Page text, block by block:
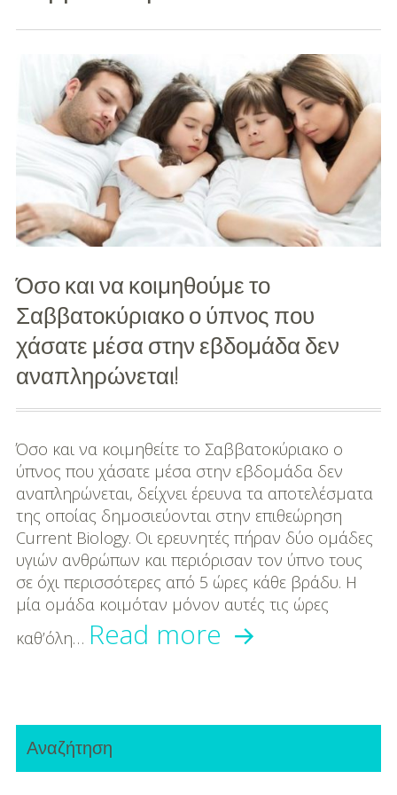
Διασκέδαση
Εκπαίδευση
Βάπτιση
Οργάνωση
Βάπτισης
Διάσημες
Βαπτίσεις
Σπίτι
Παιδικό Δωμάτιο
Deco
Διατροφή-Συνταγές
Συνταγές
Συμβουλές
Διατροφής
Υγεία – Ψυχολογία
Όσο και να κοιμηθούμε το
Σαββατοκύριακο ο ύπνος που
χάσατε μέσα στην εβδομάδα δεν
αναπληρώνεται!
Όσο και να κοιμηθείτε το Σαββατοκύριακο ο
ύπνος που χάσατε μέσα στην εβδομάδα δεν
αναπληρώνεται, δείχνει έρευνα τα αποτελέσματα
της οποίας δημοσιεύονται στην επιθεώρηση
Current Biology. Οι ερευνητές πήραν δύο ομάδες
υγιών ανθρώπων και περιόρισαν τον ύπνο τους
σε όχι περισσότερες από 5 ώρες κάθε βράδυ. Η
μία ομάδα κοιμόταν μόνον αυτές τις ώρες
καθ’όλη… Read more Όσο
το
Primary
Sidebar
Αναζήτηση